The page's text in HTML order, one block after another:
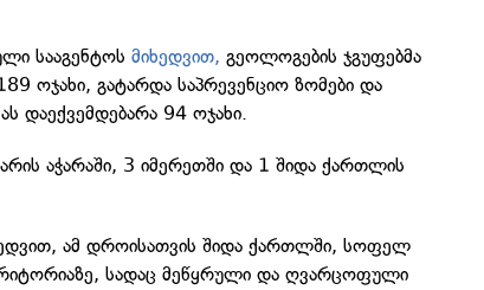
სააგენტოსმიხედვით, გეოლოგების ჯგუფებმა
ოჯახი, გატარდა საპრევენციო ზომები და
დაექვემდებარა 94 ოჯახი.
აჭარაში, 3 იმერეთში და 1 შიდა ქართლის
ამ დროისათვის შიდა ქართლში, სოფელ
სადაც მეწყრული და ღვარცოფული